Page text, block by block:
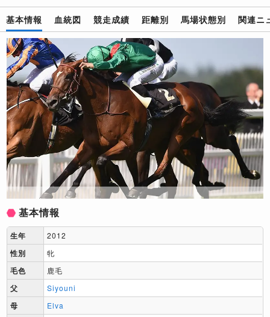
基本情報 血統図 競走成績 距離別 馬場状態別 関連ニ
基本情報
生年 2012
性別 牝
毛色 鹿毛
父 Siyouni
母 Elva